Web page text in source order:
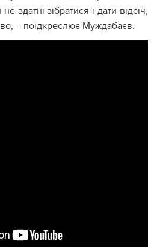
здатні зібратися і дати відсіч,
– поідкреслює Муждабаєв.